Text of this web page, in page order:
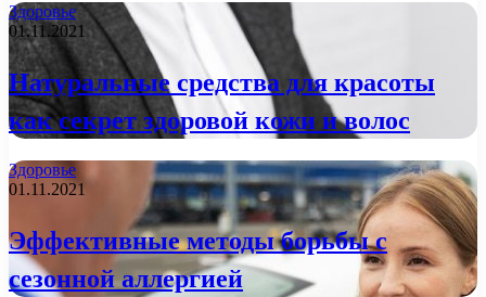
Здоровье
01.11.2021
Натуральные средства для красоты
как секрет здоровой кожи и волос
Здоровье
01.11.2021
Эффективные методы борьбы с
сезонной аллергией